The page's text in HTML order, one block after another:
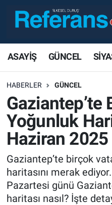
ASAYİŞ GÜNCEL
HABERLER GÜNCEL
Gaziantep’te
Yoğunluk
Haziran
Gaziantep’te birçok
haritasını merak
Pazartesi günü
haritası nasıl? İşte